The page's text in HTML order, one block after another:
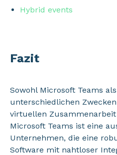
Hybrid events
Fazit
Sowohl Microsoft Teams
unterschiedlichen
virtuellen
Microsoft Teams ist eine
Unternehmen, die eine
Software mit nahtloser